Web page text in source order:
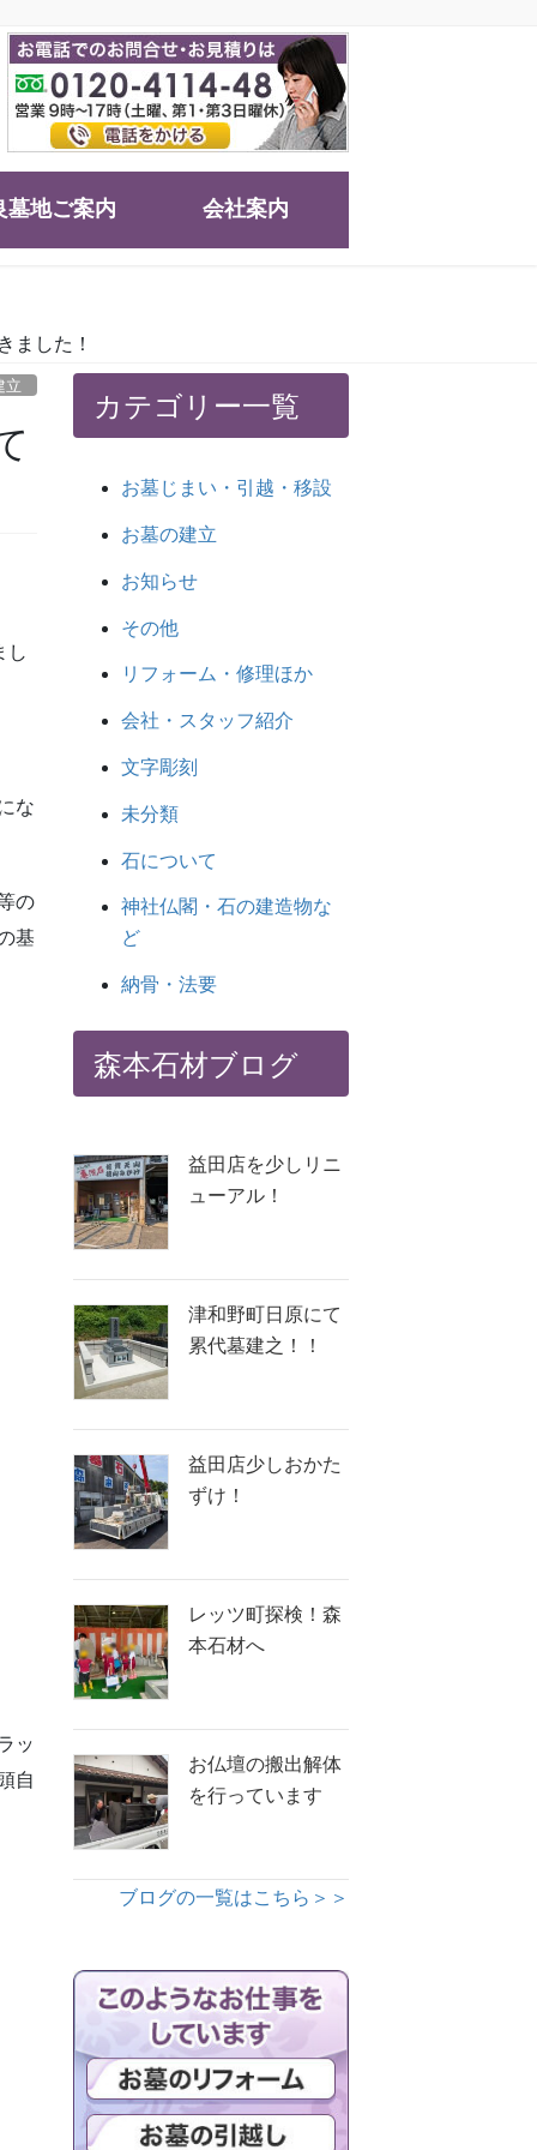
墓地ご案内 会社案内
ました！
立
し
な
の
基
ッ
自
カテゴリー一覧
お墓じまい・引越・移設
お墓の建立
お知らせ
その他
リフォーム・修理ほか
会社・スタッフ紹介
文字彫刻
未分類
石について
神社仏閣・石の建造物な
ど
納骨・法要
森本石材ブログ
益田店を少しリニ
ューアル！
津和野町日原にて
累代墓建之！！
益田店少しおかた
ずけ！
レッツ町探検！森
本石材へ
お仏壇の搬出解体
を行っています
ブログの一覧はこちら＞＞